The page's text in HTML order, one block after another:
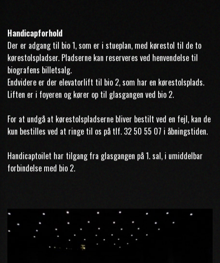
Handicapforhold
Der er adgang til bio 1, som er i stueplan, med kørestol til de to
kørestolspladser. Pladserne kan reserveres ved henvendelse til
biografens billetsalg.
Endvidere er der elevatorlift til bio 2, som har en kørestolsplads.
Liften er i foyeren og kører op til glasgangen ved bio 2.
For at undgå at kørestolspladserne bliver bestilt ved en fejl, kan de
kun bestilles ved at ringe til os på tlf. 32 50 55 07 i åbningstiden.
Handicaptoilet har tilgang fra glasgangen på 1. sal, i umiddelbar
forbindelse med bio 2.